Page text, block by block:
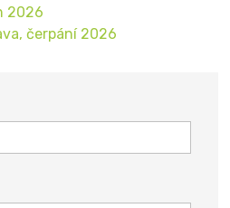
2026
čerpání 2026